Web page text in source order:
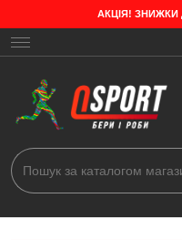
АКЦІЯ! ЗНИЖКИ